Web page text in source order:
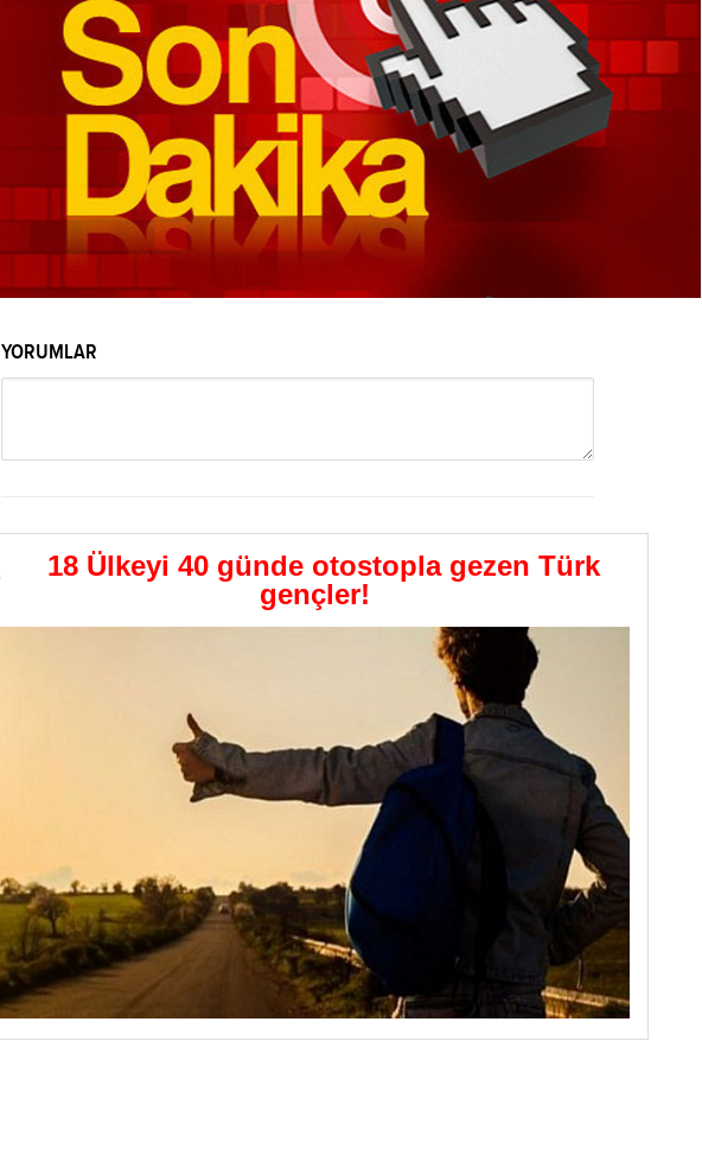
10:01 : Temmuz 2026'da En Çok Konuşulan
09:53: Ulusoy Un, Türkiye'nin Lider Un Markası
09:35: Kocaer Çelik FAVÖK Marjını %16,1'e
17:16: Lavanta Şenliği 7 Ağustos'ta Gökçeyurt'ta
16:12 : MAKİNA HANGAR'DA İKİNCİ YAZ
16:05 : MELİKE ŞAHİN HARBİYE'DE
: Güzelliğin ışıltılı dünyası BeautyEurasia
YORUMLAR
18 Ülkeyi 40 günde otostopla gezen Türk
gençler!